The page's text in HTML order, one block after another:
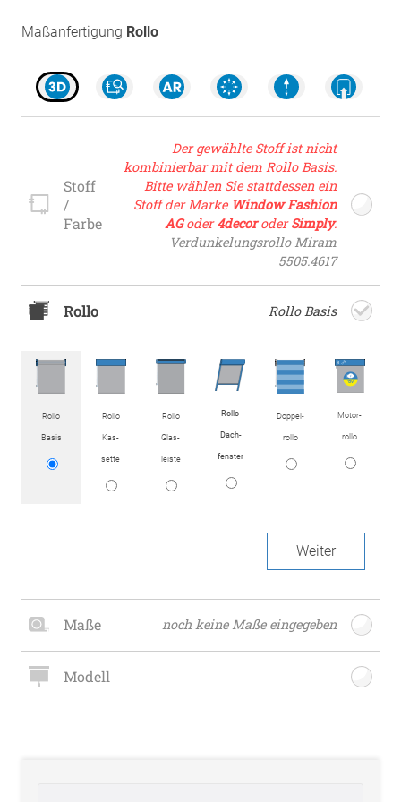
Maßanfertigung Rollo
Stoff
/
Farbe
Der gewählte Stoff ist nicht
kombinierbar mit dem Rollo Basis.
Bitte wählen Sie stattdessen ein
Stoff der Marke Window Fashion
AGoder4decoroderSimply.
Verdunkelungsrollo Miram
5505.4617
Rollo Rollo Basis
Rollo
Basis
Rollo
Kas­
sette
Rollo
Glas­
leiste
Rollo
Dach­
fenster
Doppel­
rollo
Motor­
rollo
Weiter
Maße noch keine Maße eingegeben
Modell